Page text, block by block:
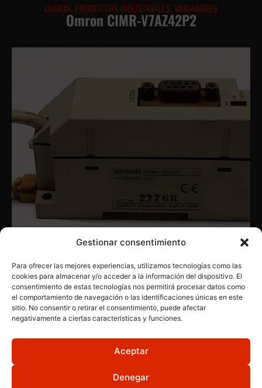
Gestionar consentimiento
Para ofrecer las mejores experiencias, utilizamos tecnologías como las
cookies para almacenar y/o acceder a la información del dispositivo. El
consentimiento de estas tecnologías nos permitirá procesar datos como
el comportamiento de navegación o las identificaciones únicas en este
sitio. No consentir o retirar el consentimiento, puede afectar
negativamente a ciertas características y funciones.
Aceptar
Denegar
OMRON, PRODUCTOS INDUSTRIALES, VARIADORES
Omron CIMR-V7AZ42P2
OMRON,PRODUCTOS INDUSTRIALES
Omron 2376R